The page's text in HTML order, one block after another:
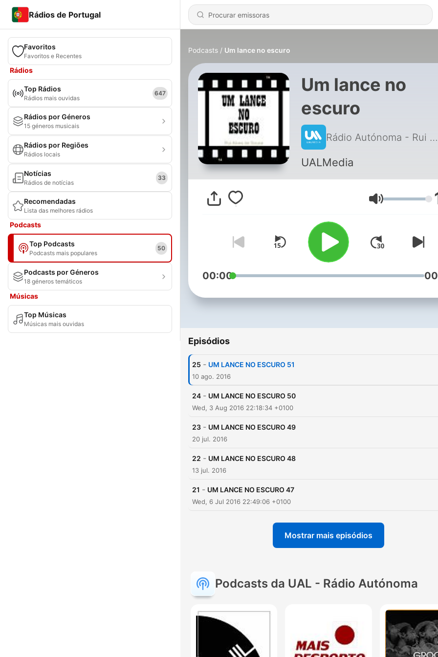
Rádios de Portugal
Favoritos
Favoritos e Recentes
Rádios
Top Rádios
Rádios mais ouvidas
647
Rádios por Géneros
15 géneros musicais
Rádios por Regiões
Rádios locais
Notícias
Rádios de notícias
33
Recomendadas
Lista das melhores rádios
Podcasts
Top Podcasts
Podcasts mais populares
50
Podcasts por Géneros
18 géneros temáticos
Músicas
Top Músicas
Músicas mais ouvidas
Podcasts Um lance no escuro
Um lance no
escuro
Rádio Autónoma - Rui Alves de Sousa
UALMedia
Volume
00:00
Episódios
25 - UM LANCE NO ESCURO 51
10 ago. 2016
24 - UM LANCE NO ESCURO 50
Wed, 3 Aug 2016 22:18:34 +0100
23 - UM LANCE NO ESCURO 49
20 jul. 2016
22 - UM LANCE NO ESCURO 48
13 jul. 2016
21 - UM LANCE NO ESCURO 47
Wed, 6 Jul 2016 22:49:06 +0100
Mostrar mais episódios
Podcasts da UAL - Rádio Autónoma